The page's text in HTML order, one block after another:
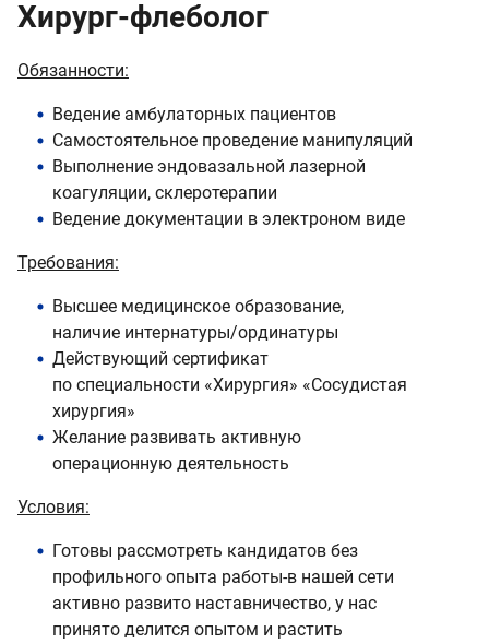
Хирург-флеболог
Обязанности:
Ведение амбулаторных пациентов
Самостоятельное проведение манипуляций
Выполнение эндовазальной лазерной
коагуляции, склеротерапии
Ведение документации в электроном виде
Требования:
Высшее медицинское образование,
наличие интернатуры/ординатуры
Действующий сертификат
по специальности «Хирургия» «Сосудистая
хирургия»
Желание развивать активную
операционную деятельность
Условия:
Готовы рассмотреть кандидатов без
профильного опыта работы-в нашей сети
активно развито наставничество, у нас
принято делится опытом и растить